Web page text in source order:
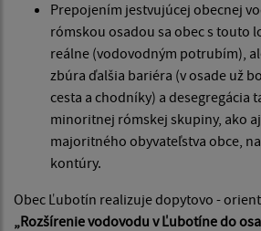
Prepojením jestvujúcej obecnej
rómskou osadou sa obec s touto
reálne (vodovodným potrubím),
zbúra ďalšia bariéra (v osade už
cesta a chodníky) a desegregácia
minoritnej rómskej skupiny, ako
majoritného obyvateľstva obce,
kontúry.
Obec Ľubotín realizuje dopytovo -
„Rozšírenie vodovodu v Ľubotíne do